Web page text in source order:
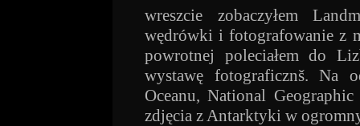
wreszcie zobaczyłem
wędrówki i fotografowanie z
powrotnej poleciałem do
wystawę fotograficznš. Na
Oceanu, National
zdjęcia z Antarktyki w